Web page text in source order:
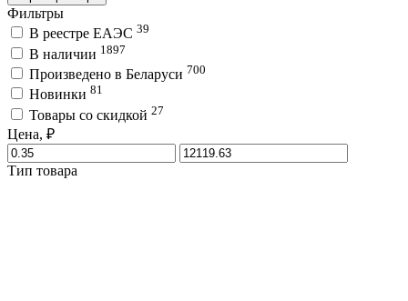
Фильтры
В реестре ЕАЭС 39
В наличии 1897
Произведено в Беларуси 700
Новинки 81
Товары со скидкой 27
Цена, ₽
Тип товара